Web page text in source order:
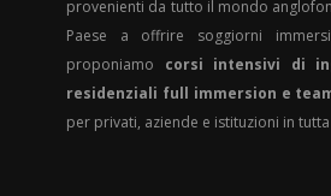
provenienti da tutto il mondo
Paese a offrire soggiorni
proponiamo corsi intensivi di
residenziali full immersion e
per privati, aziende e istituzioni in